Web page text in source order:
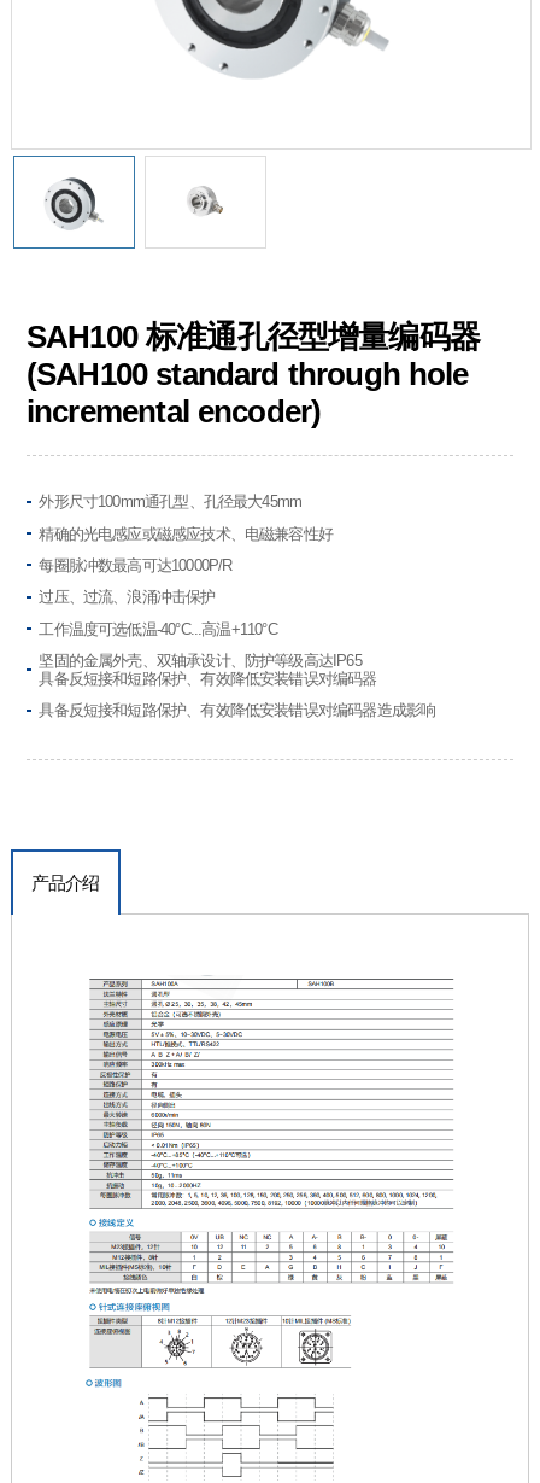
SAH100 标准通孔径型增量编码器
(SAH100 standard through hole
incremental encoder)
外形尺寸100mm通孔型、孔径最大45mm
精确的光电感应或磁感应技术、电磁兼容性好
每圈脉冲数最高可达10000P/R
过压、过流、浪涌冲击保护
工作温度可选低温-40°C...高温+110°C
坚固的金属外壳、双轴承设计、防护等级高达IP65
具备反短接和短路保护、有效降低安装错误对编码器
具备反短接和短路保护、有效降低安装错误对编码器造成影响
产品介绍